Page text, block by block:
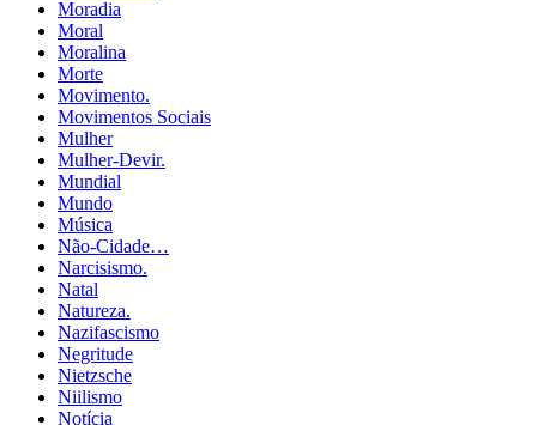
Moradia
Moral
Moralina
Morte
Movimento.
Movimentos Sociais
Mulher
Mulher-Devir.
Mundial
Mundo
Música
Não-Cidade…
Narcisismo.
Natal
Natureza.
Nazifascismo
Negritude
Nietzsche
Niilismo
Notícia